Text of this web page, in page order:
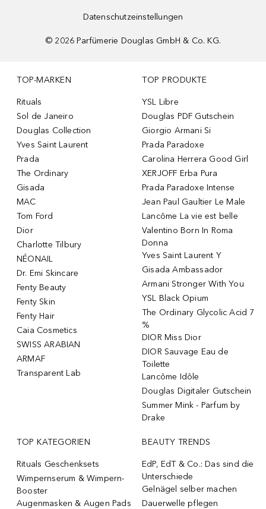
Datenschutzeinstellungen
© 2026 Parfümerie Douglas GmbH & Co. KG.
TOP-MARKEN
Rituals
Sol de Janeiro
Douglas Collection
Yves Saint Laurent
Prada
The Ordinary
Gisada
MAC
Tom Ford
Dior
Charlotte Tilbury
NÉONAIL
Dr. Emi Skincare
Fenty Beauty
Fenty Skin
Fenty Hair
Caia Cosmetics
SWISS ARABIAN
ARMAF
Transparent Lab
TOP PRODUKTE
YSL Libre
Douglas PDF Gutschein
Giorgio Armani Si
Prada Paradoxe
Carolina Herrera Good Girl
XERJOFF Erba Pura
Prada Paradoxe Intense
Jean Paul Gaultier Le Male
Lancôme La vie est belle
Valentino Born In Roma
Donna
Yves Saint Laurent Y
Gisada Ambassador
Armani Stronger With You
YSL Black Opium
The Ordinary Glycolic Acid 7
%
DIOR Miss Dior
DIOR Sauvage Eau de
Toilette
Lancôme Idôle
Douglas Digitaler Gutschein
Summer Mink - Parfum by
Drake
TOP KATEGORIEN
Rituals Geschenksets
Wimpernserum & Wimpern-
Booster
Augenmasken & Augen Pads
BEAUTY TRENDS
EdP, EdT & Co.: Das sind die
Unterschiede
Gelnägel selber machen
Dauerwelle pflegen